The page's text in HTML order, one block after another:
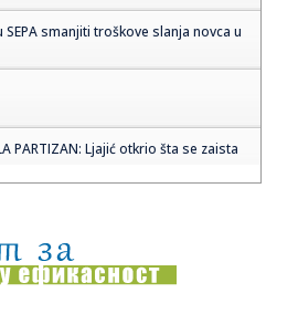
SEPA smanjiti troškove slanja novca u
PARTIZAN: Ljajić otkrio šta se zaista
DANAS – RADNA KULTURA